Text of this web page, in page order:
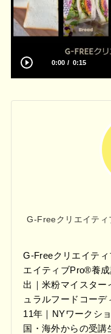
0:00 0:15
G-Freeクリエイテ
G-Freeクリエイテ
エイティブPro®養
出｜米粉マイスター
ュラルフードコー
11年｜NYワークシ
国・海外からの受